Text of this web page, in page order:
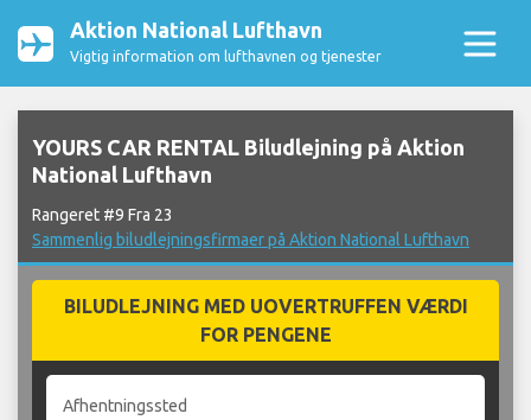
Aktion National Lufthavn
Vigtig information om lufthavnen og tjenester
YOURS CAR RENTAL Biludlejning på Aktion
National Lufthavn
Rangeret #9 Fra 23
Sammenlig biludlejningsfirmaer på Aktion National Lufthavn
BILUDLEJNING MED UOVERTRUFFEN VÆRDI
FOR PENGENE
Afhentningssted